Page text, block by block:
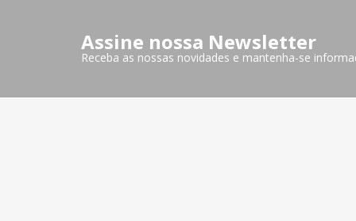
Assine nossa Newsletter
Receba as nossas novidades e mantenha-se